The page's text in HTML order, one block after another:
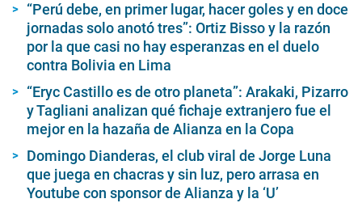
“Perú debe, en primer lugar, hacer goles y en doce
jornadas solo anotó tres”: Ortiz Bisso y la razón
por la que casi no hay esperanzas en el duelo
contra Bolivia en Lima
“Eryc Castillo es de otro planeta”: Arakaki, Pizarro
y Tagliani analizan qué fichaje extranjero fue el
mejor en la hazaña de Alianza en la Copa
Domingo Dianderas, el club viral de Jorge Luna
que juega en chacras y sin luz, pero arrasa en
Youtube con sponsor de Alianza y la ‘U’